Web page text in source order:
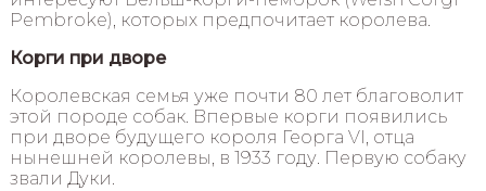
Pembroke), которых предпочитает королева.
Корги при дворе
Королевская семья уже почти 80 лет благоволит
этой породе собак. Впервые корги появились
при дворе будущего короля Георга VI, отца
нынешней королевы, в 1933 году. Первую собаку
звали Дуки.